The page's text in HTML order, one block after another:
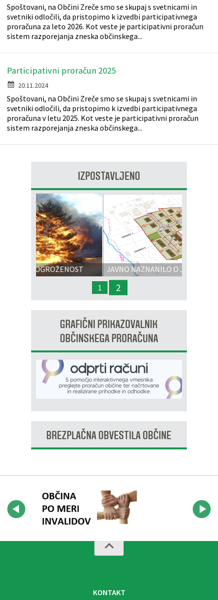
Spoštovani, na Občini Zreče smo se skupaj s svetnicami in
svetniki odločili, da pristopimo k izvedbi participativnega
proračuna za leto 2026. Kot veste je participativni proračun
sistem razporejanja zneska občinskega...
Participativni proračun 2025
20.11.2024
Spoštovani, na Občini Zreče smo se skupaj s svetnicami in
svetniki odločili, da pristopimo k izvedbi participativnega
proračuna v letu 2025. Kot veste je participativni proračun
sistem razporejanja zneska občinskega...
IZPOSTAVLJENO
JAVNO NAZNANILO O JAVNI RAZGRNITVI
IN JAVNI OBRAVNAVI - OPPN na območju
OP8/009 – stanovanjsko območje Dobrava 3
Prejšnja
1 2
GRAFIČNI PRIKAZOVALNIK
OBČINSKEGA PRORAČUNA
BREZPLAČNA OBVESTILA OBČINE
KONTAKT
Razvojni programi
Kronologija občine
Vizitka
Predstavniki občine v svetih zavodov
Prijave in pobude
Splošni akti občine
Informacije javnega značaja
Varuhov kotiček
Delovni čas zdravnikov
Društva
Ceniki